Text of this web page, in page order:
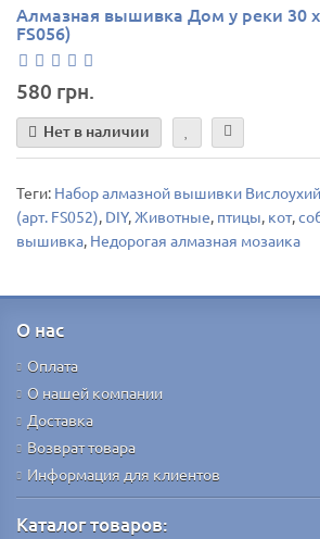
Алмазная вышивка Дом у реки 30
FS056)
580 грн.
Нет в наличии
Теги: Набор алмазной вышивки
(арт. FS052), DIY, Животные, птицы, кот,
вышивка, Недорогая алмазная мозаика
О нас
Оплата
О нашей компании
Доставка
Возврат товара
Информация для клиентов
Каталог товаров: